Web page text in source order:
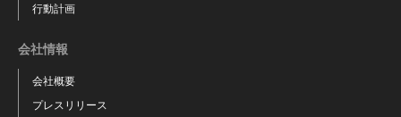
行動計画
会社情報
会社概要
プレスリリース